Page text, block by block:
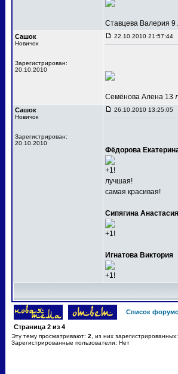
Ставцева Валерия 9
Сашок
Новичок
Зарегистрирован:
20.10.2010
22.10.2010 21:57:44
Семёнова Алена 13
Сашок
Новичок
Зарегистрирован:
20.10.2010
26.10.2010 13:25:05
Фёдорова
+1!
лучшая!
самая красивая!
Сипягина Анастасия
+1!
Игнатова Виктория
+1!
Список
Страница 2 из 4
Эту тему просматривают: 2 , из них
Зарегистрированные пользователи: Нет